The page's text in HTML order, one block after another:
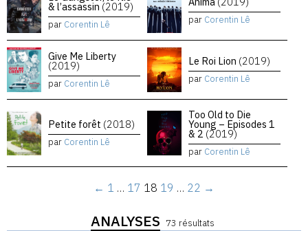
& l’assassin (2019)
par Corentin Lê par Corentin Lê
Give Me Liberty
(2019)
par Corentin Lê
Le Roi Lion (2019)
par Corentin Lê
Petite forêt (2018)
par Corentin Lê
Too Old to Die
Young – Episodes 1
& 2 (2019)
par Corentin Lê
← 1 … 17 18 19 … 22 →
ANALYSES 73 résultats